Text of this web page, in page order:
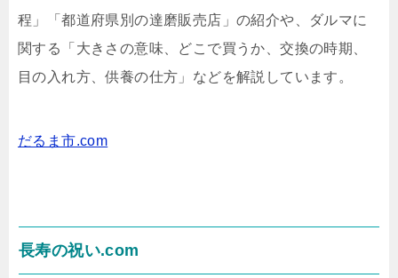
程」「都道府県別の達磨販売店」の紹介や、ダルマに
関する「大きさの意味、どこで買うか、交換の時期、
目の入れ方、供養の仕方」などを解説しています。
だるま市.com
長寿の祝い.com